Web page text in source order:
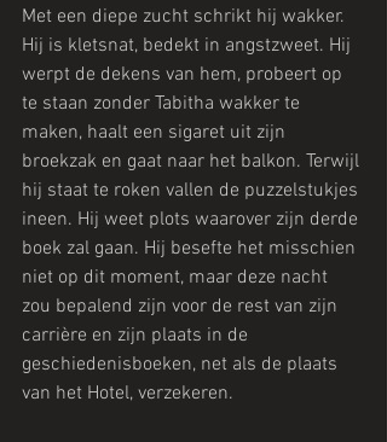
Met een diepe zucht schrikt hij wakker.
Hij is kletsnat, bedekt in angstzweet. Hij
werpt de dekens van hem, probeert op
te staan zonder Tabitha wakker te
maken, haalt een sigaret uit zijn
broekzak en gaat naar het balkon. Terwijl
hij staat te roken vallen de puzzelstukjes
ineen. Hij weet plots waarover zijn derde
boek zal gaan. Hij besefte het misschien
niet op dit moment, maar deze nacht
zou bepalend zijn voor de rest van zijn
carrière en zijn plaats in de
geschiedenisboeken, net als de plaats
van het Hotel, verzekeren.